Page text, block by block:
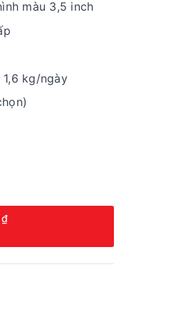
màu 3,5 inch
kg/ngày